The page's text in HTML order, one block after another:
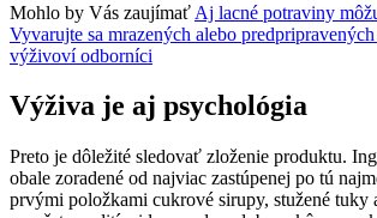
Mohlo by Vás zaujímať Aj lacné potraviny
Vyvarujte sa mrazených alebo
výživoví odborníci
Výživa je aj psychológia
Preto je dôležité sledovať zloženie produktu.
obale zoradené od najviac zastúpenej po tú
prvými položkami cukrové sirupy, stužené tuky